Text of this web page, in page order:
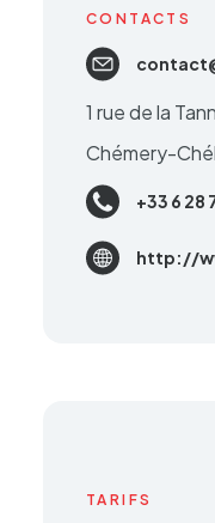
CONTACTS
1 rue de la
Chémery-
+33 6 28
http://
TARIFS